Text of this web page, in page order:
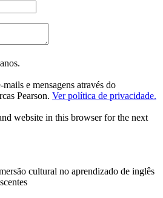
e mensagens através do
Pearson. Ver política de privacidade.
website in this browser for the next